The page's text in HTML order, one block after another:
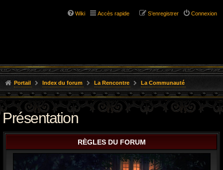
Wiki Accès rapide Connexion
S’enregistrer
Portail Index du forum La Rencontre La Communauté
Présentation
RÈGLES DU FORUM